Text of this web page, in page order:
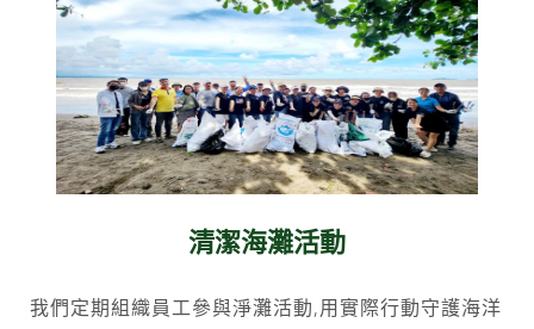
清潔海灘活動
我們定期組織員工參與淨灘活動,用實際行動守護海洋